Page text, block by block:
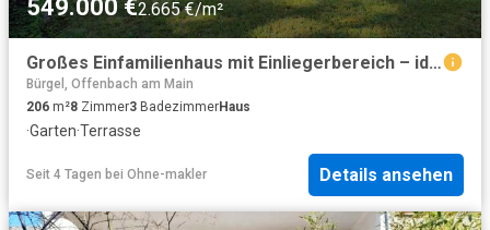
549.000 €2.665 €/m²
Großes Einfamilienhaus mit Einliegerbereich – ideal für Wohnen, Praxis oder Homeoffice
Bürgel, Offenbach am Main
206 m²8 Zimmer3 BadezimmerHaus
·Garten·Terrasse
Seit 4 Tagen bei Ohne-makler Details ansehen